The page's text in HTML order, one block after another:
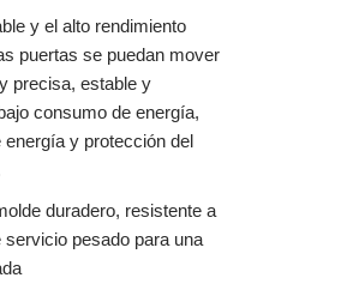
y el alto rendimiento
puertas se puedan mover
precisa, estable y
consumo de energía,
y protección del
duradero, resistente a
servicio pesado para una